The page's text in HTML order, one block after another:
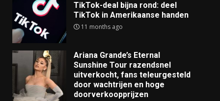
TikTok-deal bijna rond: deel
TikTok in Amerikaanse handen
11 months ago
Ariana Grande’s Eternal
Sunshine Tour razendsnel
uitverkocht, fans teleurgesteld
door wachtrijen en hoge
doorverkoopprijzen